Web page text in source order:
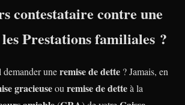
contestataire contre une
Prestations familiales ?
uneremise de dette ? Jamais, en
gracieuseou remise de detteà la